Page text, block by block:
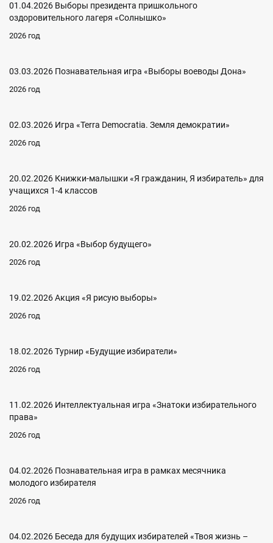
01.04.2026 Выборы президента пришкольного
оздоровительного лагеря «Солнышко»
2026 год
03.03.2026 Познавательная игра «Выборы воеводы Дона»
2026 год
02.03.2026 Игра «Terra Democratia. Земля демократии»
2026 год
20.02.2026 Книжки-малышки «Я гражданин, Я избиратель» для
учащихся 1-4 классов
2026 год
20.02.2026 Игра «Выбор будущего»
2026 год
19.02.2026 Акция «Я рисую выборы»
2026 год
18.02.2026 Турнир «Будущие избиратели»
2026 год
11.02.2026 Интеллектуальная игра «Знатоки избирательного
права»
2026 год
04.02.2026 Познавательная игра в рамках месячника
молодого избирателя
2026 год
04.02.2026 Беседа для будущих избирателей «Твоя жизнь –